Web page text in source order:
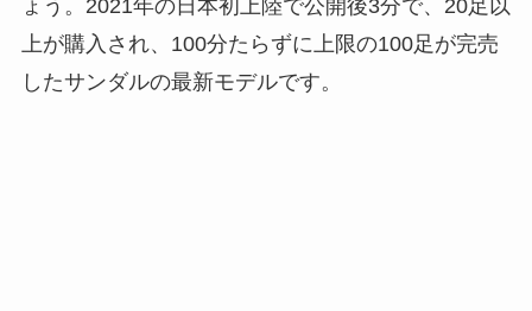
ょう。2021年の日本初上陸で公開後3分で、20足以
上が購入され、100分たらずに上限の100足が完売
したサンダルの最新モデルです。